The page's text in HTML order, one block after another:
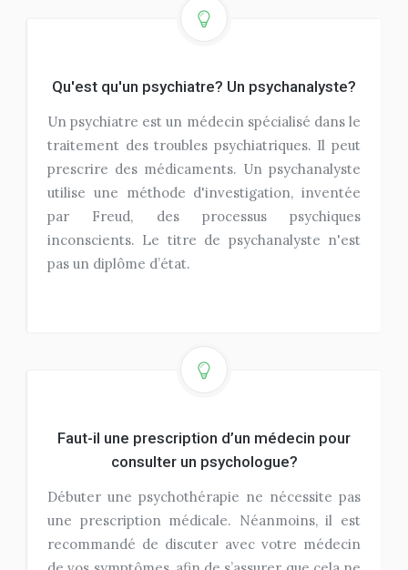
Qu'est qu'un psychiatre? Un psychanalyste?
Un psychiatre est un médecin spécialisé dans le
traitement des troubles psychiatriques. Il peut
prescrire des médicaments. Un psychanalyste
utilise une méthode d'investigation, inventée
par Freud, des processus psychiques
inconscients. Le titre de psychanalyste n'est
pas un diplôme d’état.
Faut-il une prescription d’un médecin pour
consulter un psychologue?
Débuter une psychothérapie ne nécessite pas
une prescription médicale. Néanmoins, il est
recommandé de discuter avec votre médecin